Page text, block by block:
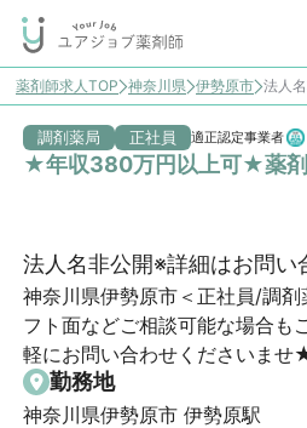
薬剤師求人TOP 神奈川県 伊勢原市 法人
調剤薬局 正社員 適正認定事業者
★年収380万円以上可★薬
法人名非公開※詳細はお問い
神奈川県伊勢原市＜正社員/調
フト面などご相談可能な場合も
軽にお問い合わせくださいませ
勤務地
神奈川県伊勢原市 伊勢原駅